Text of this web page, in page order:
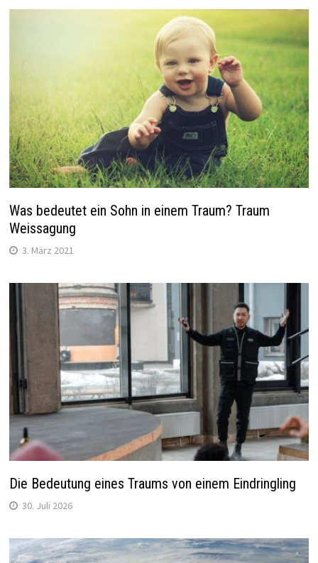
Was bedeutet ein Sohn in einem Traum? Traum
Weissagung
3. März 2021
Die Bedeutung eines Traums von einem Eindringling
30. Juli 2026